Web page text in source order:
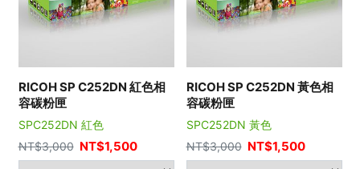
RICOH SP C252DN 紅色相
容碳粉匣
SPC252DN 紅色
NT$3,000 NT$1,500
RICOH SP C252DN 黃色相
容碳粉匣
SPC252DN 黃色
NT$3,000 NT$1,500